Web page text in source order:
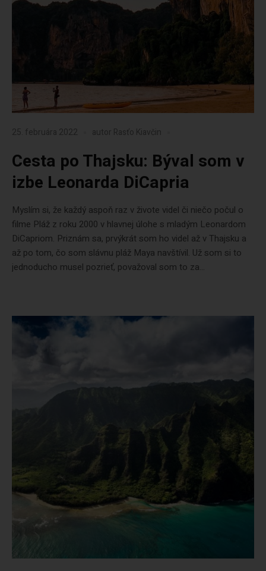
25. februára 2022 autor Rasťo Kiavčin
Cesta po Thajsku: Býval som v
izbe Leonarda DiCapria
Myslím si, že každý aspoň raz v živote videl či niečo počul o
filme Pláž z roku 2000 v hlavnej úlohe s mladým Leonardom
DiCapriom. Priznám sa, prvýkrát som ho videl až v Thajsku a
až po tom, čo som slávnu pláž Maya navštívil. Už som si to
jednoducho musel pozrieť, považoval som to za...